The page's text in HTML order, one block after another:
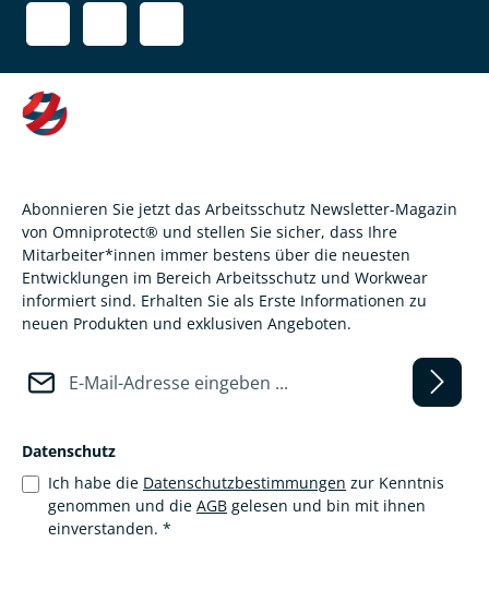
Abonnieren Sie jetzt das Arbeitsschutz Newsletter-Magazin
von Omniprotect® und stellen Sie sicher, dass Ihre
Mitarbeiter*innen immer bestens über die neuesten
Entwicklungen im Bereich Arbeitsschutz und Workwear
informiert sind. Erhalten Sie als Erste Informationen zu
neuen Produkten und exklusiven Angeboten.
Datenschutz
Ich habe die Datenschutzbestimmungen zur Kenntnis
genommen und die AGB gelesen und bin mit ihnen
einverstanden. *